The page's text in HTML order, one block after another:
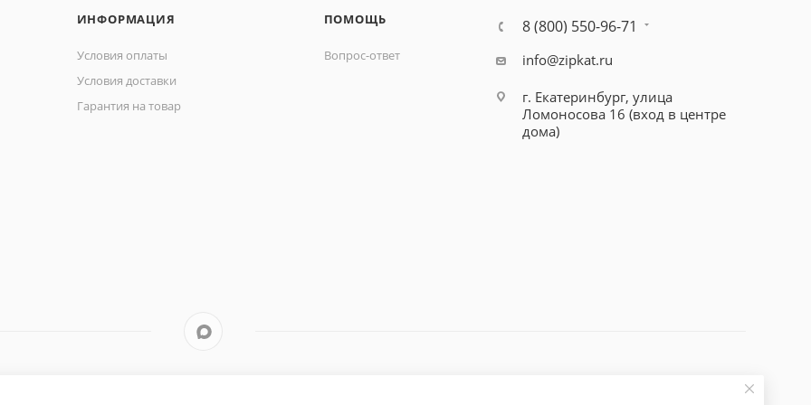
ИНФОРМАЦИЯ
Условия оплаты
Условия доставки
Гарантия на товар
ПОМОЩЬ
Вопрос-ответ
8 (800) 550-96-71
info@zipkat.ru
г. Екатеринбург, улица
Ломоносова 16 (вход в центре
дома)